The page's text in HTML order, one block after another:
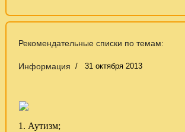
Рекомендательные списки по темам:
Информация 31 октября 2013
1. Аутизм;